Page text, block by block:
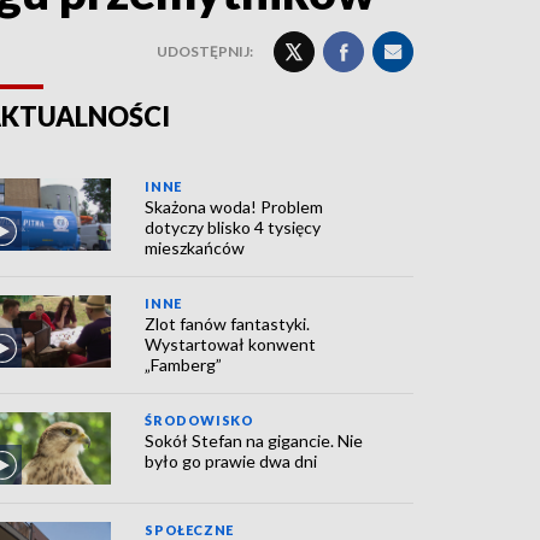
UDOSTĘPNIJ:
INNE
Skażona woda! Problem
dotyczy blisko 4 tysięcy
mieszkańców
INNE
Zlot fanów fantastyki.
Wystartował konwent
„Famberg”
ŚRODOWISKO
Sokół Stefan na gigancie. Nie
było go prawie dwa dni
SPOŁECZNE